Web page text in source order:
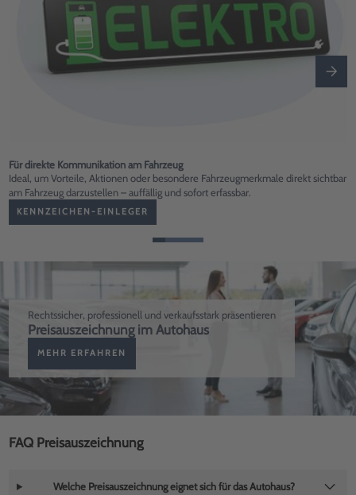
Für direkte Kommunikation am Fahrzeug
Ideal, um Vorteile, Aktionen oder besondere Fahrzeugmerkmale direkt sichtbar
am Fahrzeug darzustellen – auffällig und sofort erfassbar.
KENNZEICHEN-EINLEGER
Rechtssicher, professionell und verkaufsstark präsentieren
Preisauszeichnung im Autohaus
MEHR ERFAHREN
FAQ Preisauszeichnung
Welche Preisauszeichnung eignet sich für das Autohaus?